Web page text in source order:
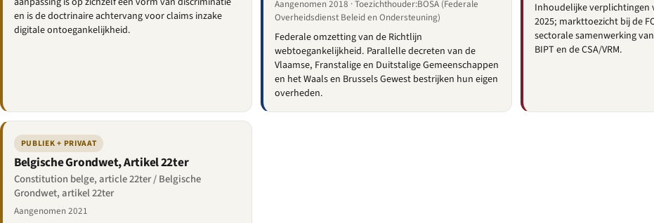
en is de doctrinaire achtervang voor claims inzake
digitale ontoegankelijkheid.
Aangenomen 2018 · Toezichthouder:BOSA (Federale
Overheidsdienst Beleid en Ondersteuning)
Federale omzetting van de Richtlijn
webtoegankelijkheid. Parallelle decreten van de
Vlaamse, Franstalige en Duitstalige Gemeenschappen
en het Waals en Brussels Gewest bestrijken hun eigen
overheden.
Inhoudelijke verplichtingen
2025; markttoezicht bij de
sectorale samenwerking
BIPT en de CSA/VRM.
PUBLIEK + PRIVAAT
Belgische Grondwet, Artikel 22ter
Constitution belge, article 22ter / Belgische
Grondwet, artikel 22ter
Aangenomen 2021